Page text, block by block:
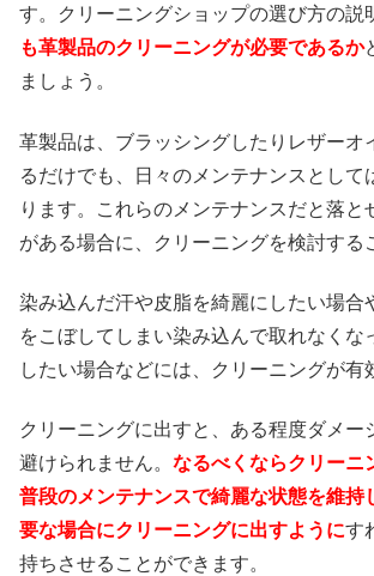
す。クリーニングショップの選び方の説
も革製品のクリーニングが必要であるか
ましょう。
革製品は、ブラッシングしたりレザーオ
るだけでも、日々のメンテナンスとして
ります。これらのメンテナンスだと落と
がある場合に、クリーニングを検討する
染み込んだ汗や皮脂を綺麗にしたい場合
をこぼしてしまい染み込んで取れなくな
したい場合などには、クリーニングが有
クリーニングに出すと、ある程度ダメー
避けられません。 なるべくならクリーニ
普段のメンテナンスで綺麗な状態を維持
要な場合にクリーニングに出すようにす
持ちさせることができます。